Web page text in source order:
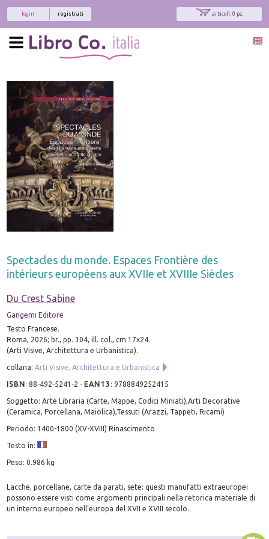
articoli: 0 pz.
registrati
login
Spectacles du monde. Espaces Frontière des
intérieurs européens aux XVIIe et XVIIIe Siècles
Du Crest Sabine
Gangemi Editore
Testo Francese.
Roma, 2026; br., pp. 304, ill. col., cm 17x24.
(Arti Visive, Architettura e Urbanistica).
collana:Arti Visive, Architettura e Urbanistica
ISBN:88-492-5241-2 - EAN13 :9788849252415
Soggetto: Arte Libraria (Carte, Mappe, Codici Miniati),Arti Decorative
(Ceramica, Porcellana, Maiolica),Tessuti (Arazzi, Tappeti, Ricami)
Periodo: 1400-1800 (XV-XVIII) Rinascimento
Testo in:
Peso: 0.986 kg
Lacche, porcellane, carte da parati, sete: questi manufatti extraeuropei
possono essere visti come argomenti principali nella retorica materiale di
un interno europeo nell'europa del XVII e XVIII secolo.